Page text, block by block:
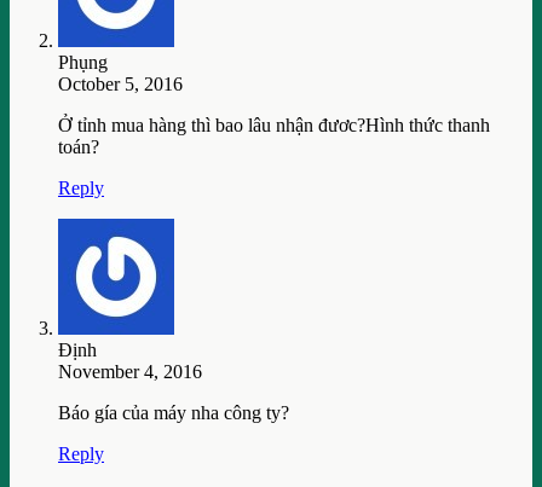
Phụng
October 5, 2016
Ở tỉnh mua hàng thì bao lâu nhận đươc?Hình thức thanh
toán?
Reply
Định
November 4, 2016
Báo gía của máy nha công ty?
Reply